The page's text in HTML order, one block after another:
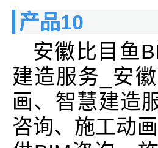
产品10
安徽比目鱼
建造服务_安
画、智慧建造
咨询、施工动